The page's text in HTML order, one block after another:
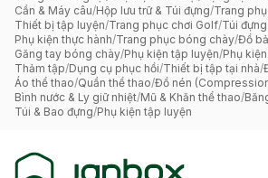
Cần & Máy câu/Hộp lưu trữ & Túi đựng/Trang
Thiết bị tập luyện/Trang phục chơi Golf/Túi
Phụ kiện thực hành/Trang phục bóng chày/Đồ
Găng tay bóng chày/Phụ kiện tập luyện/Phụ
Thảm tập/Dụng cụ phục hồi/Thiết bị tập tại nhà/
Áo thể thao/Quần thể thao/Đồ nén
Bình nước & Ly giữ nhiệt/Mũ & Khăn thể thao/
Túi & Bao đựng/Phụ kiện tập luyện